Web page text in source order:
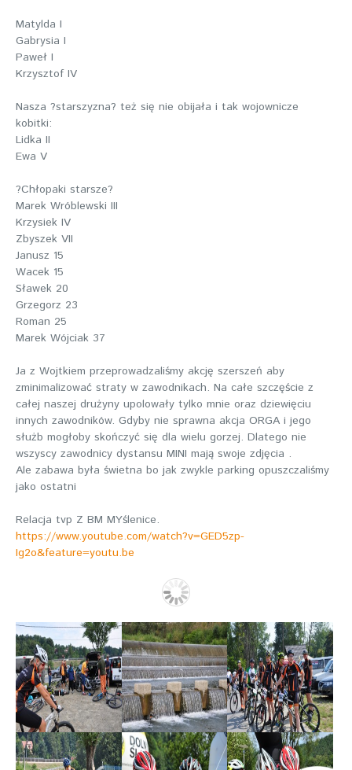
Matylda I
Gabrysia I
Paweł I
Krzysztof IV
Nasza ?starszyzna? też się nie obijała i tak wojownicze
kobitki:
Lidka II
Ewa V
?Chłopaki starsze?
Marek Wróblewski III
Krzysiek IV
Zbyszek VII
Janusz 15
Wacek 15
Sławek 20
Grzegorz 23
Roman 25
Marek Wójciak 37
Ja z Wojtkiem przeprowadzaliśmy akcję szerszeń aby
zminimalizować straty w zawodnikach. Na całe szczęście z
całej naszej drużyny upolowały tylko mnie oraz dziewięciu
innych zawodników. Gdyby nie sprawna akcja ORGA i jego
służb mogłoby skończyć się dla wielu gorzej. Dlatego nie
wszyscy zawodnicy dystansu MINI mają swoje zdjęcia .
Ale zabawa była świetna bo jak zwykle parking opuszczaliśmy
jako ostatni
Relacja tvp Z BM MYślenice.
https://www.youtube.com/watch?v=GED5zp-
Ig2o&feature=youtu.be